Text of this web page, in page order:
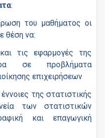
:
του μαθήματος οι
θέση να:
τις εφαρμογές της
σε προβλήματα
επιχειρήσεων
της στατιστικής
των στατιστικών
και επαγωγική